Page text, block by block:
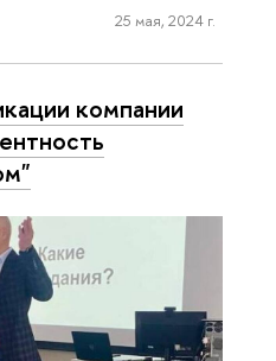
25 мая, 2024 г.
компании